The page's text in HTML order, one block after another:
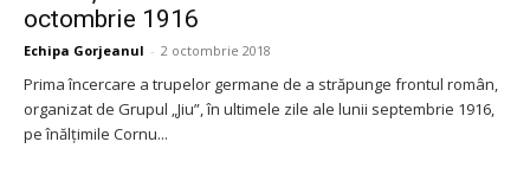
octombrie 1916
Echipa Gorjeanul - 2 octombrie 2018
Prima încercare a trupelor germane de a străpunge frontul român,
organizat de Grupul „Jiu”, în ultimele zile ale lunii septembrie 1916,
pe înălțimile Cornu...